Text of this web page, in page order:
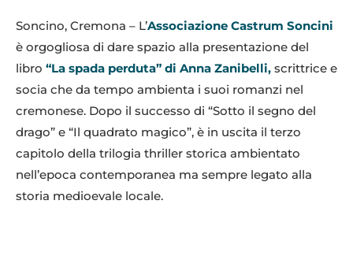
Soncino, Cremona – L’Associazione Castrum Soncini
è orgogliosa di dare spazio alla presentazione del
libro “La spada perduta” di Anna Zanibelli, scrittrice e
socia che da tempo ambienta i suoi romanzi nel
cremonese. Dopo il successo di “Sotto il segno del
drago” e “Il quadrato magico”, è in uscita il terzo
capitolo della trilogia thriller storica ambientato
nell’epoca contemporanea ma sempre legato alla
storia medioevale locale.